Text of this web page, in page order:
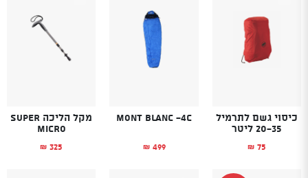
כיסוי גשם לתרמיל
20-35 ליטר
₪ 75
Mont Blanc -4C
₪ 499
מקל הליכה SUPER
MICRO
₪ 325